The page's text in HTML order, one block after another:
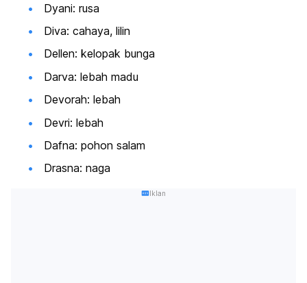
Dyani: rusa
Diva: cahaya, lilin
Dellen: kelopak bunga
Darva: lebah madu
Devorah: lebah
Devri: lebah
Dafna: pohon salam
Drasna: naga
Iklan